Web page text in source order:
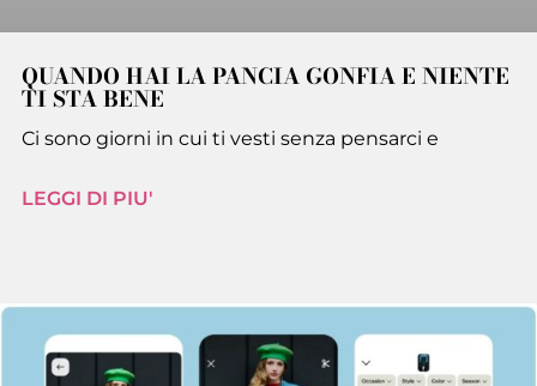
QUANDO HAI LA PANCIA GONFIA E NIENTE
TI STA BENE
Ci sono giorni in cui ti vesti senza pensarci e
LEGGI DI PIU'